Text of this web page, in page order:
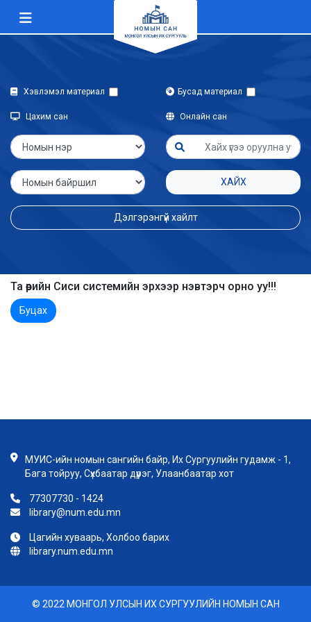
Хэвлэмэл материал Бусад материал
Цахим сан Онлайн сан
ХАЙХ
Дэлгэрэнгүй хайлт
Та өөрийн Сиси системийн эрхээр нэвтэрч орно уу!!!
Буцах
МУИС-ийн номын сангийн байр, Их Сургуулийн гудамж - 1,
Бага тойруу, Сүхбаатар дүүрэг, Улаанбаатар хот
77307730 - 1424
library@num.edu.mn
Цагийн хуваарь, Холбоо барих
library.num.edu.mn
© 2022 МОНГОЛ УЛСЫН ИХ СУРГУУЛИЙН НОМЫН САН